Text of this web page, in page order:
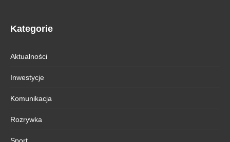
Kategorie
Aktualności
Inwestycje
Komunikacja
Rozrywka